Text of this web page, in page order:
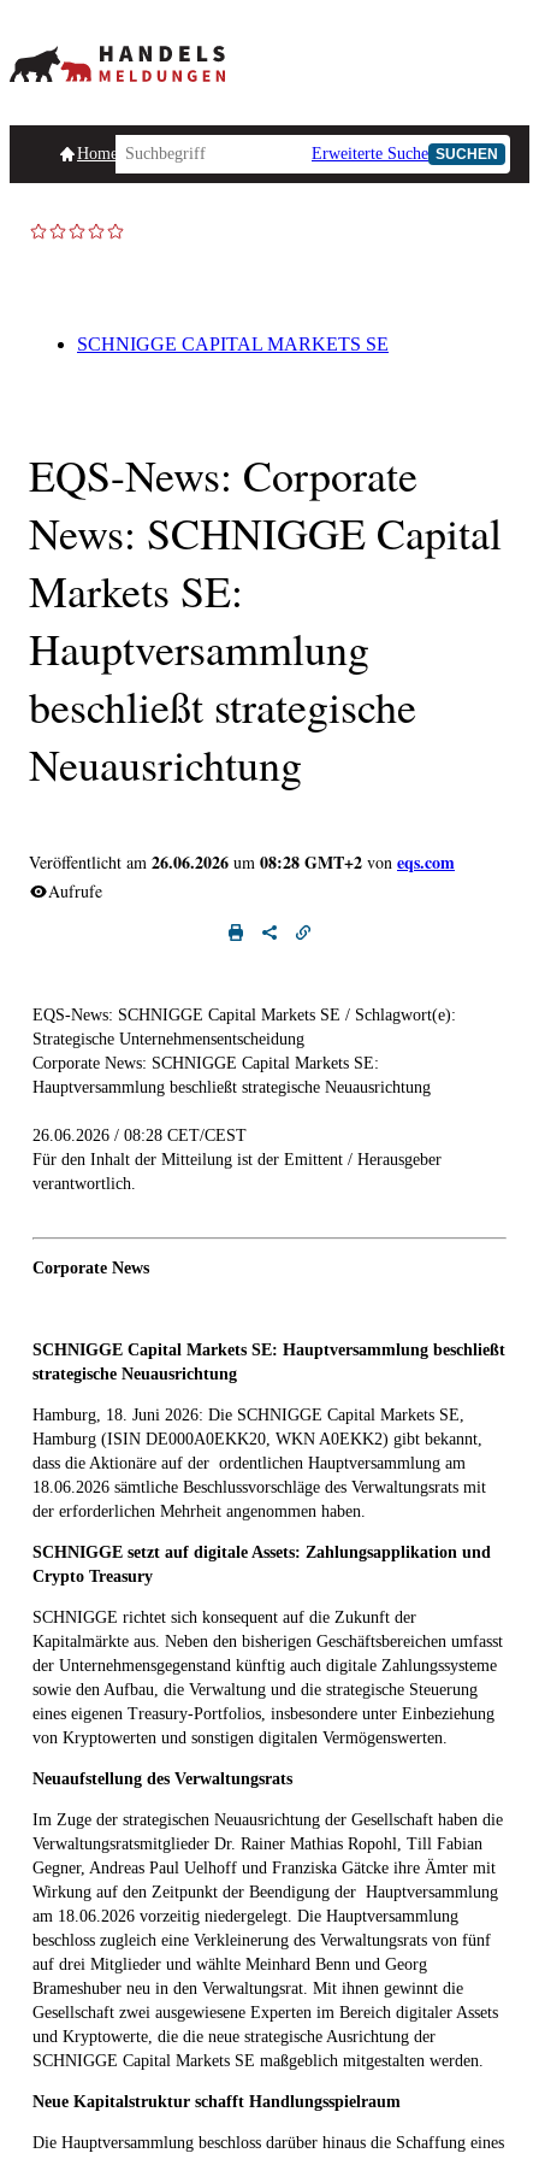
HomepageHandelsmeldungen Ad-Hoc-Meldungen
Erweiterte Suche SUCHEN
SCHNIGGE CAPITAL MARKETS SE
EQS-News: Corporate
News: SCHNIGGE Capital
Markets SE:
Hauptversammlung
beschließt strategische
Neuausrichtung
Veröffentlicht am 26.06.2026 um 08:28 GMT+2 von eqs.com
Aufrufe
EQS-News: SCHNIGGE Capital Markets SE / Schlagwort(e):
Strategische Unternehmensentscheidung
Corporate News: SCHNIGGE Capital Markets SE:
Hauptversammlung beschließt strategische Neuausrichtung
26.06.2026 / 08:28 CET/CEST
Für den Inhalt der Mitteilung ist der Emittent / Herausgeber
verantwortlich.
Corporate News
SCHNIGGE Capital Markets SE: Hauptversammlung beschließt
strategische Neuausrichtung
Hamburg, 18. Juni 2026: Die SCHNIGGE Capital Markets SE,
Hamburg (ISIN DE000A0EKK20, WKN A0EKK2) gibt bekannt,
dass die Aktionäre auf der ordentlichen Hauptversammlung am
18.06.2026 sämtliche Beschlussvorschläge des Verwaltungsrats mit
der erforderlichen Mehrheit angenommen haben.
SCHNIGGE setzt auf digitale Assets: Zahlungsapplikation und
Crypto Treasury
SCHNIGGE richtet sich konsequent auf die Zukunft der
Kapitalmärkte aus. Neben den bisherigen Geschäftsbereichen umfasst
der Unternehmensgegenstand künftig auch digitale Zahlungssysteme
sowie den Aufbau, die Verwaltung und die strategische Steuerung
eines eigenen Treasury-Portfolios, insbesondere unter Einbeziehung
von Kryptowerten und sonstigen digitalen Vermögenswerten.
Neuaufstellung des Verwaltungsrats
Im Zuge der strategischen Neuausrichtung der Gesellschaft haben die
Verwaltungsratsmitglieder Dr. Rainer Mathias Ropohl, Till Fabian
Gegner, Andreas Paul Uelhoff und Franziska Gätcke ihre Ämter mit
Wirkung auf den Zeitpunkt der Beendigung der Hauptversammlung
am 18.06.2026 vorzeitig niedergelegt. Die Hauptversammlung
beschloss zugleich eine Verkleinerung des Verwaltungsrats von fünf
auf drei Mitglieder und wählte Meinhard Benn und Georg
Brameshuber neu in den Verwaltungsrat. Mit ihnen gewinnt die
Gesellschaft zwei ausgewiesene Experten im Bereich digitaler Assets
und Kryptowerte, die die neue strategische Ausrichtung der
SCHNIGGE Capital Markets SE maßgeblich mitgestalten werden.
Neue Kapitalstruktur schafft Handlungsspielraum
Die Hauptversammlung beschloss darüber hinaus die Schaffung eines